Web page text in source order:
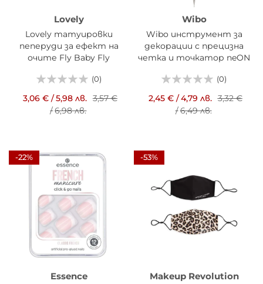
Lovely
Lovely татуировки
пеперуди за ефект на
очите Fly Baby Fly
(0)
3,06 €/5,98 лв. 3,57 €
/6,98 лв.
Wibo
Wibo инструмент за
декорации с прецизна
четка и точкатор neON
(0)
2,45 €/4,79 лв. 3,32 €
/6,49 лв.
-22%
Essence
-53%
Makeup Revolution